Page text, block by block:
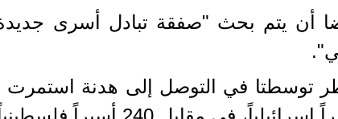
أن يتم بحث "صفقة تبادل أسرى جديدة
توسطتا في التوصل إلى هدنة استمرت